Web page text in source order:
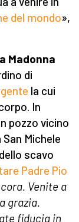
del mondo»,
Madonna
di
la cui
In
pozzo vicino
Michele
scavo
Padre Pio
Venite a
grazia.
fiducia in